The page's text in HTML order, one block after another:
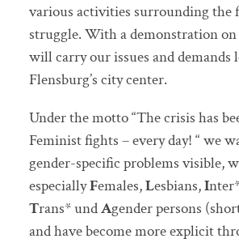
various activities surrounding the
struggle. With a demonstration
will carry our issues and demands
Flensburg’s city center.
Under the motto “The crisis has
Feminist fights – every day! “ we
gender-specific problems visible,
especiallyFemales,Lesbians,I
Trans* undAgender persons
and have become more explicit